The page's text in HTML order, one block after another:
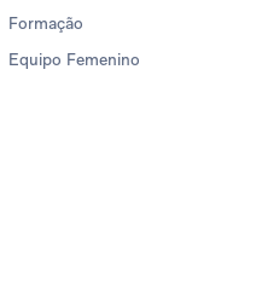
Formação
Equipo Femenino